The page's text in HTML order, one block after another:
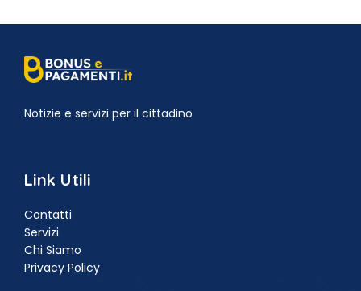
Notizie e servizi per il cittadino
Link Utili
Contatti
Servizi
Chi Siamo
Privacy Policy